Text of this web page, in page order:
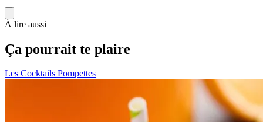
À lire aussi
Ça pourrait te plaire
Les Cocktails Pompettes